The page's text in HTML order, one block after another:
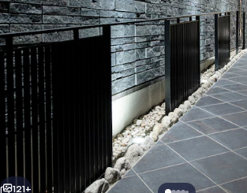
神
宮
道
馬
斯
特
酒
店
片
集
住宿入口
121+